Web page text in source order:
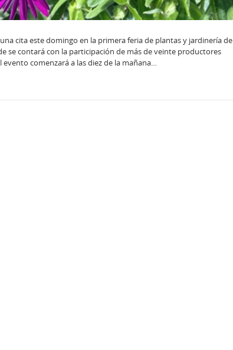
cita este domingo en la primera feria de plantas y jardinería de
se contará con la participación de más de veinte productores
comenzará a las diez de la mañana…